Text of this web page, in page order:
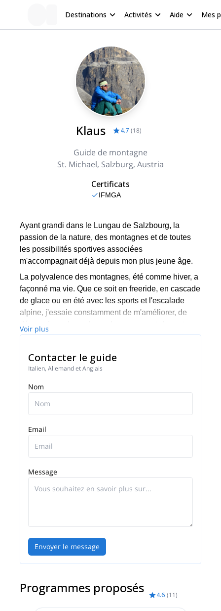
Destinations Activités Aide Mes
Klaus 4.7 (18)
Guide de montagne
St. Michael, Salzburg, Austria
Certificats
IFMGA
Ayant grandi dans le Lungau de Salzbourg, la
passion de la nature, des montagnes et de toutes
les possibilités sportives associées
m'accompagnait déjà depuis mon plus jeune âge.
La polyvalence des montagnes, été comme hiver, a
façonné ma vie. Que ce soit en freeride, en cascade
de glace ou en été avec les sports et l'escalade
alpine, j'essaie constamment de m'améliorer, de
découvrir quelque chose de nouveau et de partager
cette joie et mes expériences en tant que guide de
En outre, j'ai enregistré un bois arts et métiers. Je
moi-même lors de mes programmes et activités et
qui forme des meubles, des sculptures, des
Voir plus
Contacter le guide
Italien, Allemand et Anglais
Nom
Email
Message
Envoyer le message
Programmes proposés 4.6 (11)